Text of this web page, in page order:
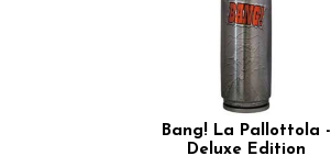
Bang! La Pallottola -
Deluxe Edition